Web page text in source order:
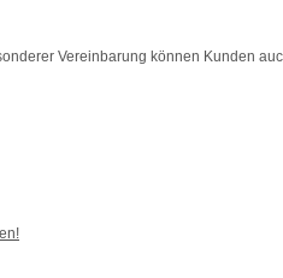
Vereinbarung können Kunden